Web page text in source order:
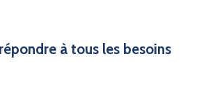
à tous les besoins